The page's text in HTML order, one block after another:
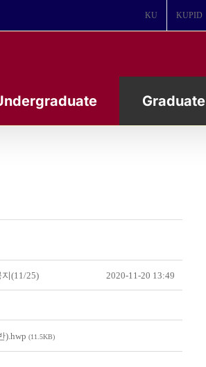
KU KUPID
Graduate
(11/25) 2020-11-20 13:49
).hwp (11.5KB)